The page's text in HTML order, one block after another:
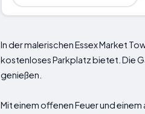
In der malerischen Essex Market
kostenloses Parkplatz bietet. Die
genießen.
Mit einem offenen Feuer und